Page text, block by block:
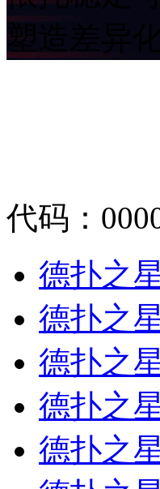
塑造差异
代码：
德扑之
德扑之
德扑之
德扑之
德扑之